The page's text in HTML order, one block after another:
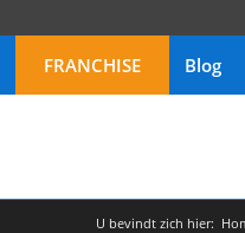
FRANCHISE Blog
U bevindt zich hier: